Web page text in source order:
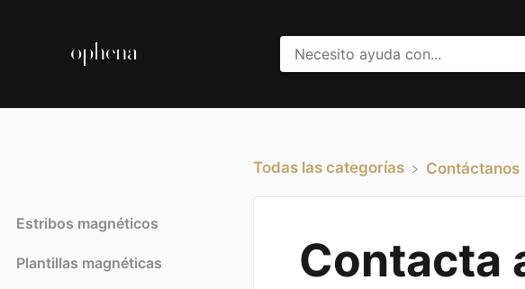
Estribos magnéticos
Plantillas magnéticas
Todas las categorías ​Contáctanos
Contacta